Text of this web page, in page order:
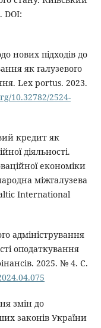
DOI:
нових підходів до
як галузевого
Lex portus. 2023.
10.32782/2524-
кредит як
діяльності.
економіки
міжгалузева
International
адміністрування
оподаткування
2025. № 4. С.
змін до
законів України